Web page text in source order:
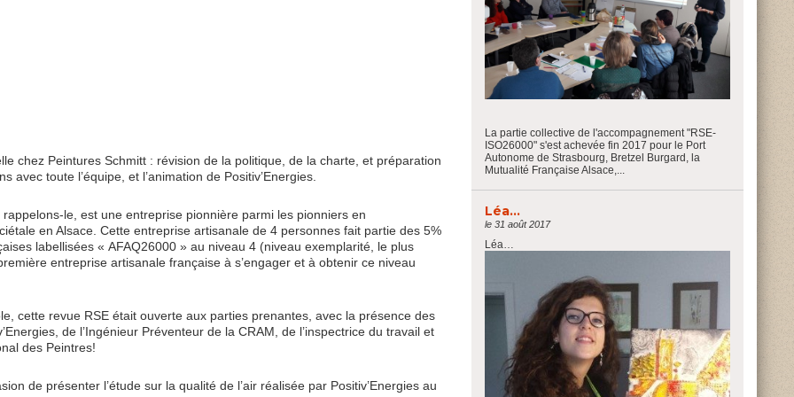
chez Peintures Schmitt : révision de la politique, de la charte, et préparation
avec toute l’équipe, et l’animation de Positiv’Energies.
le, est une entreprise pionnière parmi les pionniers en
en Alsace. Cette entreprise artisanale de 4 personnes fait partie des 5%
labellisées « AFAQ26000 » au niveau 4 (niveau exemplarité, le plus
entreprise artisanale française à s’engager et à obtenir ce niveau
cette revue RSE était ouverte aux parties prenantes, avec la présence des
de l’Ingénieur Préventeur de la CRAM, de l’inspectrice du travail et
des Peintres!
de présenter l’étude sur la qualité de l’air réalisée par Positiv’Energies au
La partie collective de l'accompagnement "RSE-
ISO26000" s'est achevée fin 2017 pour le Port
Autonome de Strasbourg, Bretzel Burgard, la
Mutualité Française Alsace,...
Léa…
le 31 août 2017
Léa…